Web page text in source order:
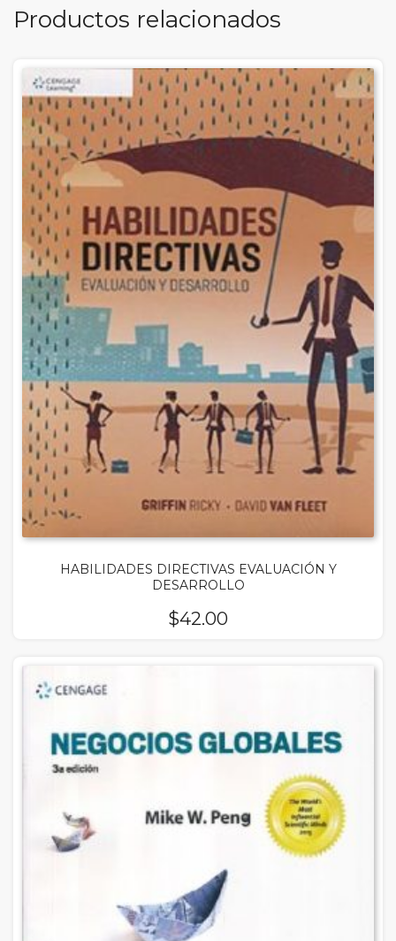
Productos relacionados
HABILIDADES DIRECTIVAS EVALUACIÓN Y
DESARROLLO
$42.00